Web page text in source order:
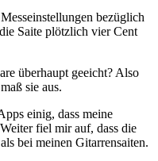
bezüglich
Saite plötzlich vier Cent
überhaupt geeicht? Also
sie aus.
einig, dass meine
fiel mir auf, dass die
bei meinen Gitarrensaiten.